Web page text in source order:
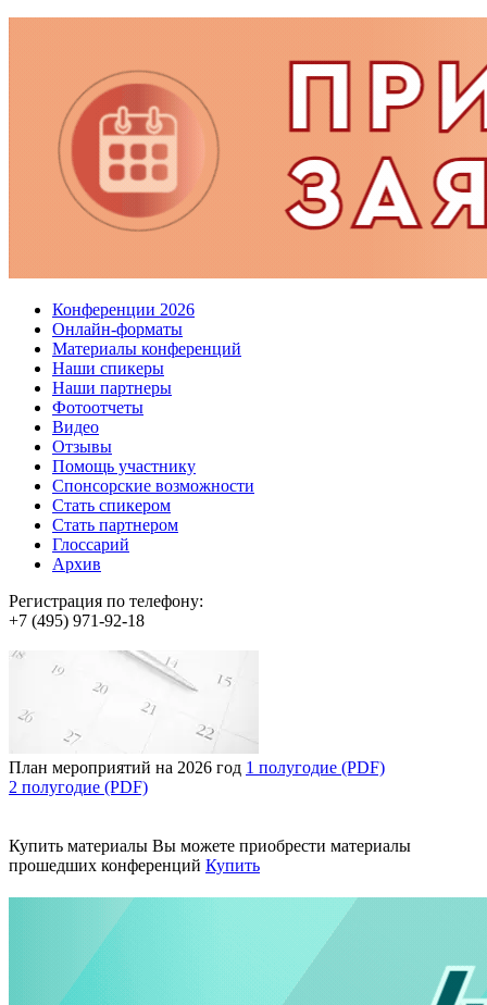
Конференции 2026
Онлайн-форматы
Материалы конференций
Наши спикеры
Наши партнеры
Фотоотчеты
Видео
Отзывы
Помощь участнику
Спонсорские возможности
Стать спикером
Стать партнером
Глоссарий
Архив
Регистрация по телефону:
+7 (495) 971-92-18
План мероприятий на 2026 год 1 полугодие (PDF)
2 полугодие (PDF)
Купить материалы Вы можете приобрести материалы
прошедших конференций Купить